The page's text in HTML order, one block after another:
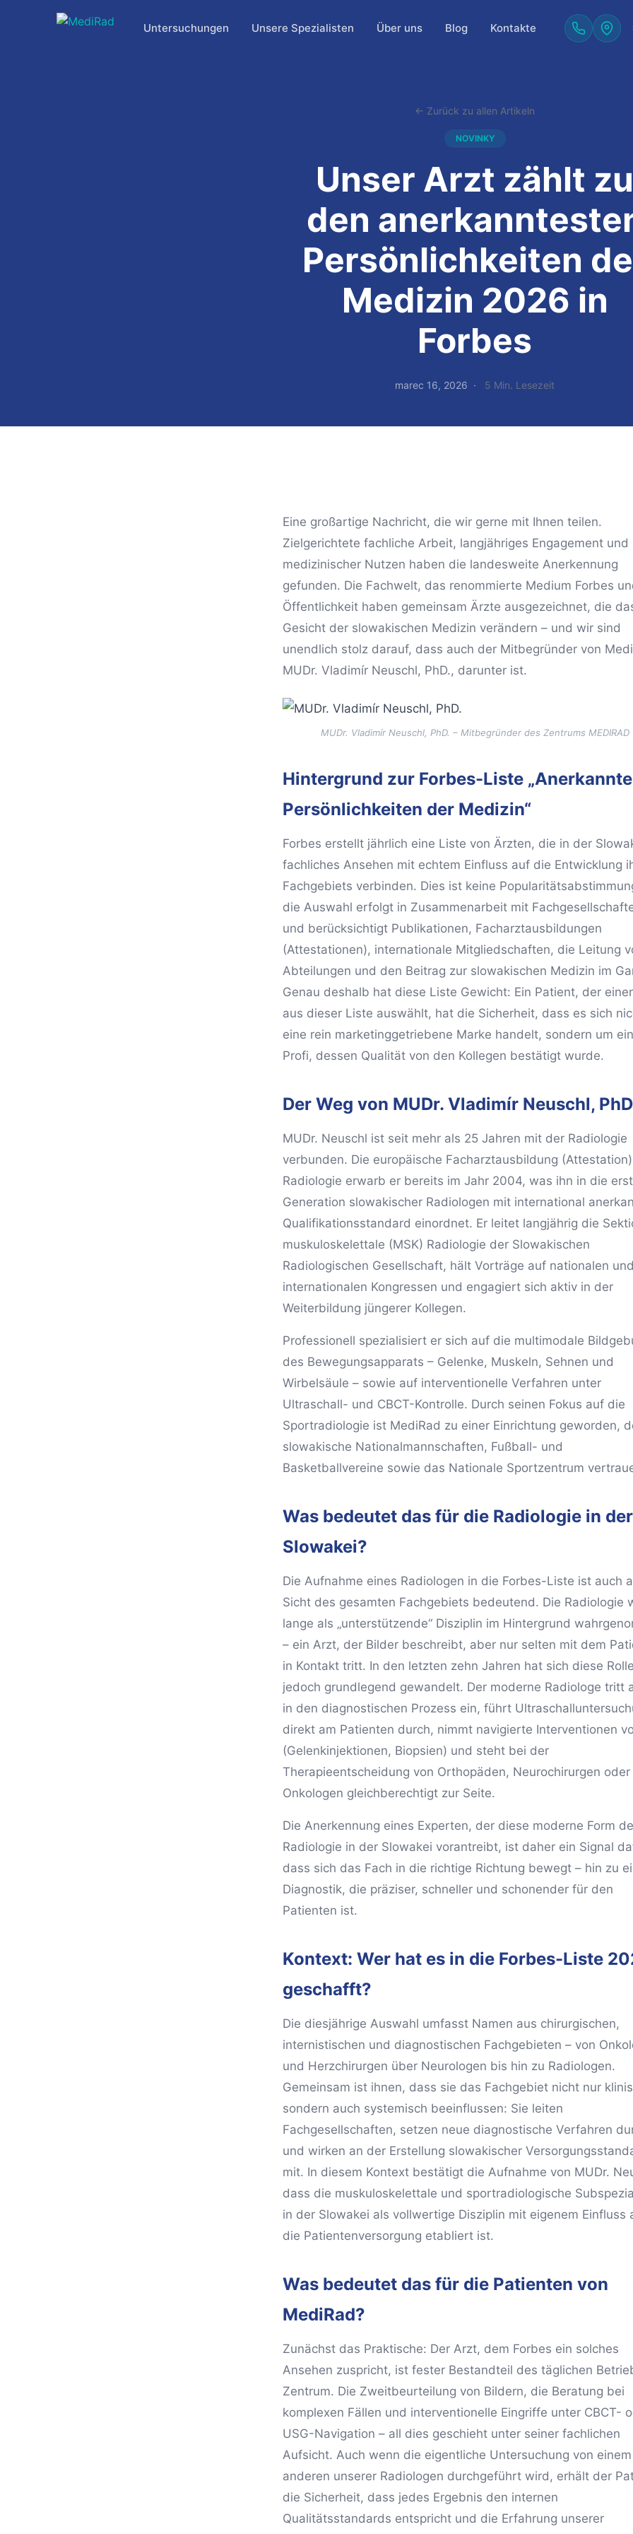
Untersuchungen Unsere Spezialisten Über uns Blog Kontakte
← Zurück zu allen Artikeln
NOVINKY
Unser Arzt zählt zu
den
Persönlichkeiten
Medizin 2026 in
Forbes
marec 16, 2026 5 Min. Lesezeit
Eine großartige Nachricht, die wir gerne mit Ihnen teilen.
Zielgerichtete fachliche Arbeit, langjähriges Engagement und
medizinischer Nutzen haben die landesweite Anerkennung
gefunden. Die Fachwelt, das renommierte Medium Forbes
Öffentlichkeit haben gemeinsam Ärzte ausgezeichnet, die
Gesicht der slowakischen Medizin verändern – und wir sind
unendlich stolz darauf, dass auch der Mitbegründer von
MUDr. Vladimír Neuschl, PhD., darunter ist.
MUDr. Vladimír Neuschl, PhD. – Mitbegründer des Zentrums MEDIRAD
Hintergrund zur Forbes-Liste
Persönlichkeiten der Medizin“
Forbes erstellt jährlich eine Liste von Ärzten, die in der
fachliches Ansehen mit echtem Einfluss auf die Entwicklung
Fachgebiets verbinden. Dies ist keine
die Auswahl erfolgt in Zusammenarbeit mit
und berücksichtigt Publikationen, Facharztausbildungen
(Attestationen), internationale Mitgliedschaften, die Leitung
Abteilungen und den Beitrag zur slowakischen Medizin im
Genau deshalb hat diese Liste Gewicht: Ein Patient, der
aus dieser Liste auswählt, hat die Sicherheit, dass es sich
eine rein marketinggetriebene Marke handelt, sondern um
Profi, dessen Qualität von den Kollegen bestätigt wurde.
Der Weg von MUDr. Vladimír Neuschl,
MUDr. Neuschl ist seit mehr als 25 Jahren mit der Radiologie
verbunden. Die europäische Facharztausbildung
Radiologie erwarb er bereits im Jahr 2004, was ihn in die
Generation slowakischer Radiologen mit international
Qualifikationsstandard einordnet. Er leitet langjährig die
muskuloskelettale (MSK) Radiologie der Slowakischen
Radiologischen Gesellschaft, hält Vorträge auf nationalen und
internationalen Kongressen und engagiert sich aktiv in der
Weiterbildung jüngerer Kollegen.
Professionell spezialisiert er sich auf die multimodale
des Bewegungsapparats – Gelenke, Muskeln, Sehnen und
Wirbelsäule – sowie auf interventionelle Verfahren unter
Ultraschall- und CBCT-Kontrolle. Durch seinen Fokus auf die
Sportradiologie ist MediRad zu einer Einrichtung geworden,
slowakische Nationalmannschaften, Fußball- und
Basketballvereine sowie das Nationale Sportzentrum
Was bedeutet das für die Radiologie in der
Slowakei?
Die Aufnahme eines Radiologen in die Forbes-Liste ist auch
Sicht des gesamten Fachgebiets bedeutend. Die Radiologie
lange als „unterstützende“ Disziplin im Hintergrund
– ein Arzt, der Bilder beschreibt, aber nur selten mit dem
in Kontakt tritt. In den letzten zehn Jahren hat sich diese Rolle
jedoch grundlegend gewandelt. Der moderne Radiologe tritt
in den diagnostischen Prozess ein, führt
direkt am Patienten durch, nimmt navigierte Interventionen
(Gelenkinjektionen, Biopsien) und steht bei der
Therapieentscheidung von Orthopäden, Neurochirurgen oder
Onkologen gleichberechtigt zur Seite.
Die Anerkennung eines Experten, der diese moderne Form
Radiologie in der Slowakei vorantreibt, ist daher ein Signal
dass sich das Fach in die richtige Richtung bewegt – hin zu
Diagnostik, die präziser, schneller und schonender für den
Patienten ist.
Kontext: Wer hat es in die Forbes-Liste
geschafft?
Die diesjährige Auswahl umfasst Namen aus chirurgischen,
internistischen und diagnostischen Fachgebieten – von
und Herzchirurgen über Neurologen bis hin zu Radiologen.
Gemeinsam ist ihnen, dass sie das Fachgebiet nicht nur
sondern auch systemisch beeinflussen: Sie leiten
Fachgesellschaften, setzen neue diagnostische Verfahren
und wirken an der Erstellung slowakischer
mit. In diesem Kontext bestätigt die Aufnahme von MUDr.
dass die muskuloskelettale und sportradiologische
in der Slowakei als vollwertige Disziplin mit eigenem Einfluss
die Patientenversorgung etabliert ist.
Was bedeutet das für die Patienten von
MediRad?
Zunächst das Praktische: Der Arzt, dem Forbes ein solches
Ansehen zuspricht, ist fester Bestandteil des täglichen
Zentrum. Die Zweitbeurteilung von Bildern, die Beratung bei
komplexen Fällen und interventionelle Eingriffe unter CBCT-
USG-Navigation – all dies geschieht unter seiner fachlichen
Aufsicht. Auch wenn die eigentliche Untersuchung von einem
anderen unserer Radiologen durchgeführt wird, erhält der
die Sicherheit, dass jedes Ergebnis den internen
Qualitätsstandards entspricht und die Erfahrung unserer